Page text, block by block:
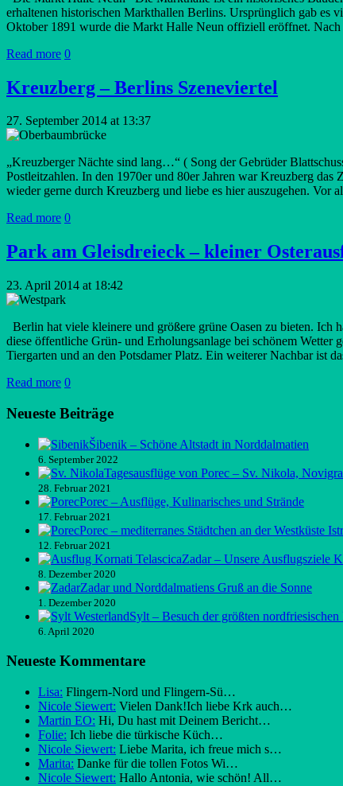
erhaltenen historischen Markthallen Berlins. Ursprünglich gab es
Oktober 1891 wurde die Markt Halle Neun offiziell eröffnet.
Read more 0
Kreuzberg – Berlins Szeneviertel
27. September 2014 at 13:37
„Kreuzberger Nächte sind lang…“ ( Song der Gebrüder
Postleitzahlen. In den 1970er und 80er Jahren war Kreuzberg
wieder gerne durch Kreuzberg und liebe es hier auszugehen.
Read more 0
Park am Gleisdreieck – kleiner
23. April 2014 at 18:42
Berlin hat viele kleinere und größere grüne Oasen zu bieten. Ich
diese öffentliche Grün- und Erholungsanlage bei schönem
Tiergarten und an den Potsdamer Platz. Ein weiterer Nachbar ist
Read more 0
Neueste Beiträge
Šibenik – Schöne Altstadt in Norddalmatien
6. September 2022
Tagesausflüge von Porec – Sv. Nikola,
28. Februar 2021
Porec – Ausflüge, Kulinarisches und Strände
17. Februar 2021
Porec – mediterranes Städtchen an der Westküste
12. Februar 2021
Zadar – Unsere Ausflugsziele
8. Dezember 2020
Zadar und Norddalmatiens Gruß an die Sonne
1. Dezember 2020
Sylt – Besuch der größten nordfriesischen
6. April 2020
Neueste Kommentare
Lisa: Flingern-Nord und Flingern-Sü…
Nicole Siewert: Vielen Dank!Ich liebe Krk auch…
Martin EO: Hi, Du hast mit Deinem Bericht…
Folie: Ich liebe die türkische Küch…
Nicole Siewert: Liebe Marita, ich freue mich s…
Marita: Danke für die tollen Fotos Wi…
Nicole Siewert: Hallo Antonia, wie schön! All…